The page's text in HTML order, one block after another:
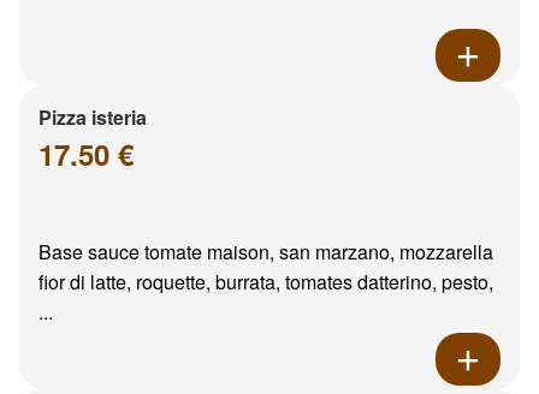
Pizza isteria
17.50 €
Base sauce tomate maison, san marzano, mozzarella
fior di latte, roquette, burrata, tomates datterino, pesto,
...